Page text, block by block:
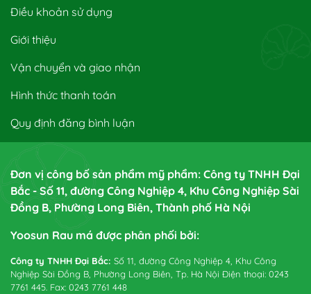
Điều khoản sử dụng
Giới thiệu
Vận chuyển và giao nhận
Hình thức thanh toán
Quy định đăng bình luận
Đơn vị công bố sản phẩm mỹ phẩm: Công ty TNHH Đại
Bắc - Số 11, đường Công Nghiệp 4, Khu Công Nghiệp Sài
Đồng B, Phường Long Biên, Thành phố Hà Nội
Yoosun Rau má được phân phối bởi:
Công ty TNHH Đại Bắc: Số 11, đường Công Nghiệp 4, Khu Công
Nghiệp Sài Đồng B, Phường Long Biên, Tp. Hà Nội Điện thoại: 0243
7761 445. Fax: 0243 7761 448